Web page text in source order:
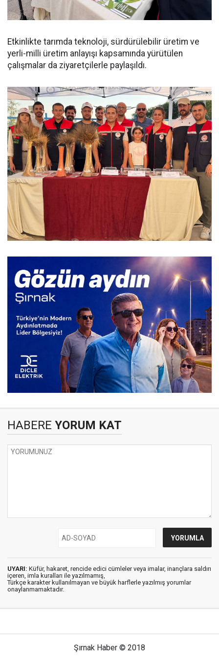
Etkinlikte tarımda teknoloji, sürdürülebilir üretim ve
yerli-milli üretim anlayışı kapsamında yürütülen
çalışmalar da ziyaretçilerle paylaşıldı.
HABERE YORUM KAT
UYARI: Küfür, hakaret, rencide edici cümleler veya imalar, inançlara saldırı
içeren, imla kuralları ile yazılmamış,
Türkçe karakter kullanılmayan ve büyük harflerle yazılmış yorumlar
onaylanmamaktadır.
Şırnak Haber © 2018